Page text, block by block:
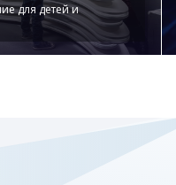
для детей и